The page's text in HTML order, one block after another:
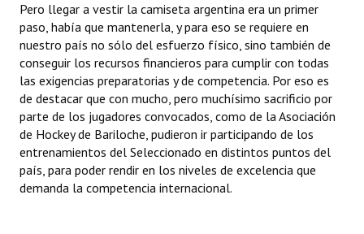
Pero llegar a vestir la camiseta argentina era un primer
paso, había que mantenerla, y para eso se requiere en
nuestro país no sólo del esfuerzo físico, sino también de
conseguir los recursos financieros para cumplir con todas
las exigencias preparatorias y de competencia. Por eso es
de destacar que con mucho, pero muchísimo sacrificio por
parte de los jugadores convocados, como de la Asociación
de Hockey de Bariloche, pudieron ir participando de los
entrenamientos del Seleccionado en distintos puntos del
país, para poder rendir en los niveles de excelencia que
demanda la competencia internacional.